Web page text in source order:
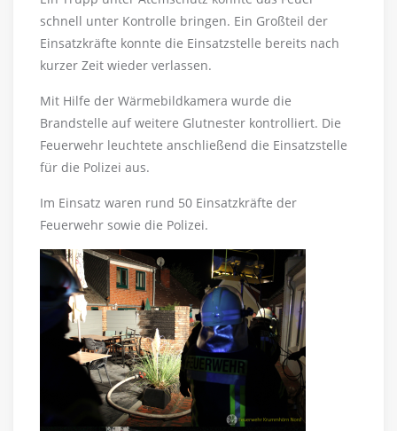
schnell unter Kontrolle bringen. Ein Großteil der
Einsatzkräfte konnte die Einsatzstelle bereits nach
kurzer Zeit wieder verlassen.
Mit Hilfe der Wärmebildkamera wurde die
Brandstelle auf weitere Glutnester kontrolliert. Die
Feuerwehr leuchtete anschließend die Einsatzstelle
für die Polizei aus.
Im Einsatz waren rund 50 Einsatzkräfte der
Feuerwehr sowie die Polizei.